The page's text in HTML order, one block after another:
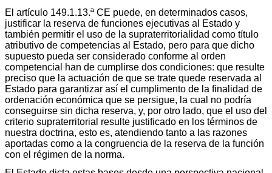
El artículo 149.1.13.ª CE puede, en determinados casos,
justificar la reserva de funciones ejecutivas al Estado y
también permitir el uso de la supraterritorialidad como título
atributivo de competencias al Estado, pero para que dicho
supuesto pueda ser considerado conforme al orden
competencial han de cumplirse dos condiciones: que resulte
preciso que la actuación de que se trate quede reservada al
Estado para garantizar así el cumplimento de la finalidad de
ordenación económica que se persigue, la cual no podría
conseguirse sin dicha reserva, y, por otro lado, que el uso del
criterio supraterritorial resulte justificado en los términos de
nuestra doctrina, esto es, atendiendo tanto a las razones
aportadas como a la congruencia de la reserva de la función
con el régimen de la norma.